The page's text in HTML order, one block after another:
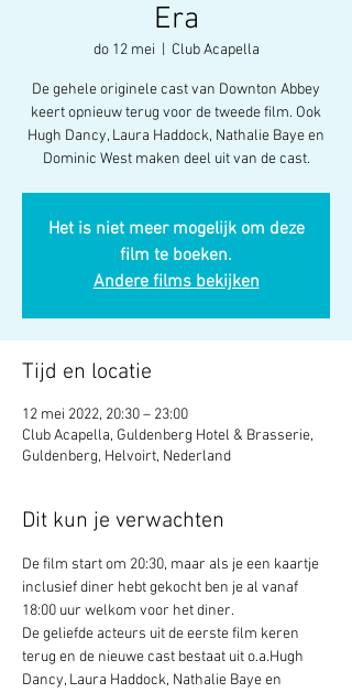
Era
do 12 mei Club Acapella
De gehele originele cast van Downton Abbey
keert opnieuw terug voor de tweede film. Ook
Hugh Dancy, Laura Haddock, Nathalie Baye en
Dominic West maken deel uit van de cast.
Het is niet meer mogelijk om deze
film te boeken.
Andere films bekijken
Tijd en locatie
12 mei 2022, 20:30 – 23:00
Club Acapella, Guldenberg Hotel & Brasserie,
Guldenberg, Helvoirt, Nederland
Dit kun je verwachten
De film start om 20:30, maar als je een kaartje
inclusief diner hebt gekocht ben je al vanaf
18:00 uur welkom voor het diner.
De geliefde acteurs uit de eerste film keren
terug en de nieuwe cast bestaat uit o.a.Hugh
Dancy, Laura Haddock, Nathalie Baye en